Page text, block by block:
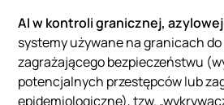
AI w kontroli granicznej,
systemy używane na granicach
zagrażającego bezpieczeństwu
potencjalnych przestępców lub
epidemiologiczne), tzw.